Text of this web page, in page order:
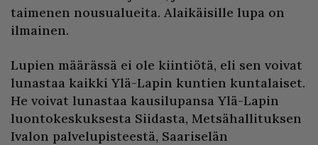
taimenen nousualueita. Alaikäisille lupa on
ilmainen.
Lupien määrässä ei ole kiintiötä, eli sen voivat
lunastaa kaikki Ylä-Lapin kuntien kuntalaiset.
He voivat lunastaa kausilupansa Ylä-Lapin
luontokeskuksesta Siidasta, Metsähallituksen
Ivalon palvelupisteestä, Saariselän